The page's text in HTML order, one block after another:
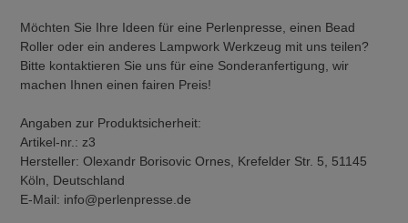
Möchten Sie Ihre Ideen für eine Perlenpresse, einen Bead
Roller oder ein anderes Lampwork Werkzeug mit uns teilen?
Bitte kontaktieren Sie uns für eine Sonderanfertigung, wir
machen Ihnen einen fairen Preis!
Angaben zur Produktsicherheit:
Artikel-nr.: z3
Hersteller: Olexandr Borisovic Ornes, Krefelder Str. 5, 51145
Köln, Deutschland
E-Mail: info@perlenpresse.de